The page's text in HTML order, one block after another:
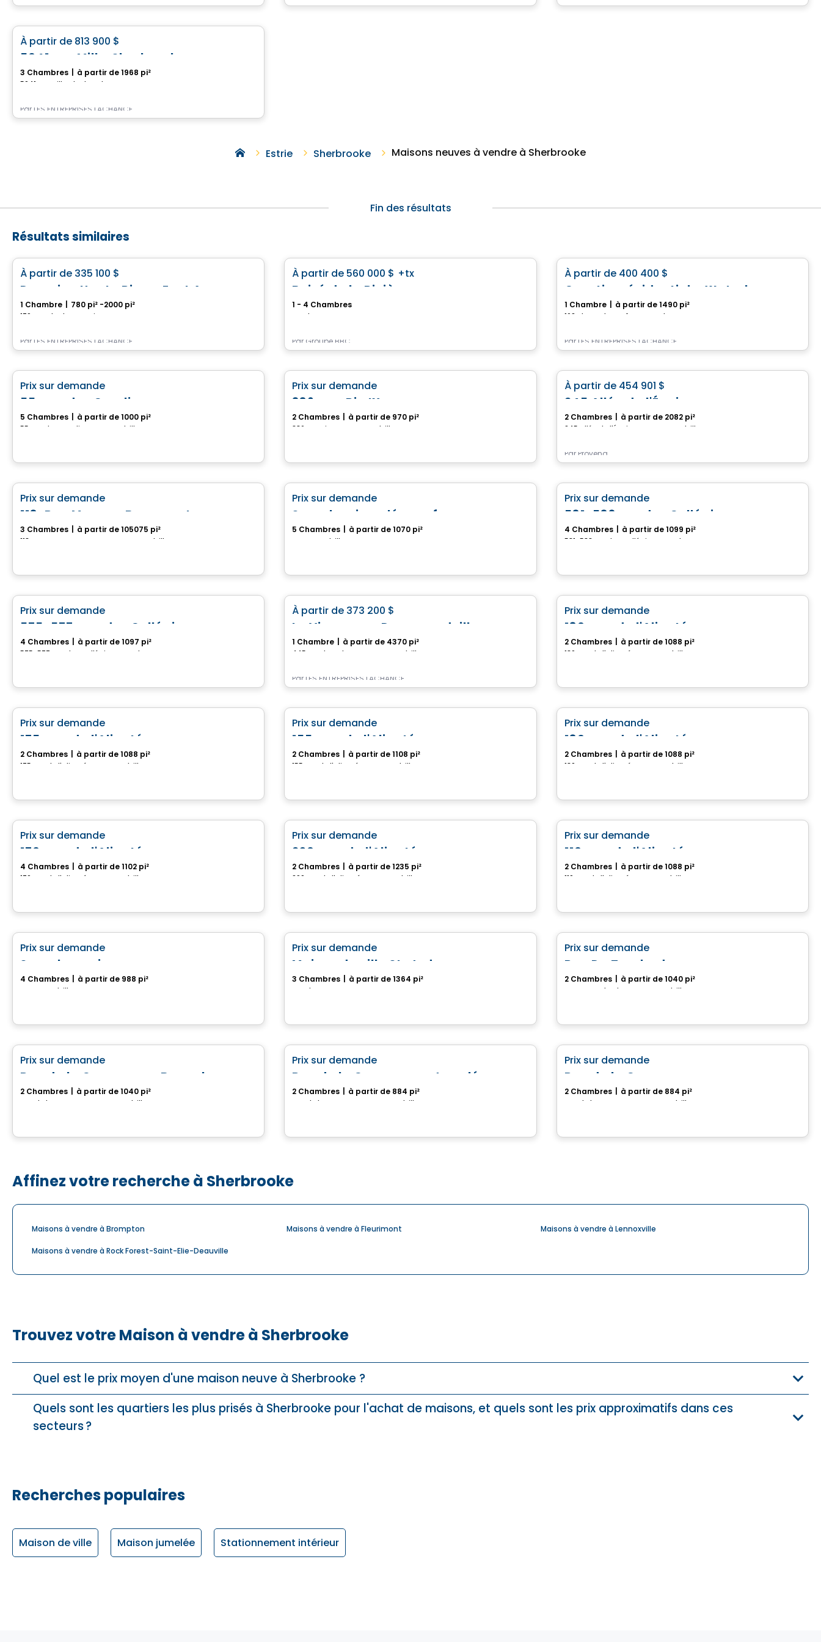
Maison
À partir de 813 900 $
5041 rue Mills, Sherbrooke
3 Chambres à partir de 1968 pi²
5041 rue Mills, Sherbrooke, QC
Par LES ENTREPRISES LACHANCE
Estrie Sherbrooke Maisons neuves à vendre à Sherbrooke
Fin des résultats
Résultats similaires
À partir de 335 100 $
Domaine Haute Rive – East Angus
1 Chambre 780 pi² -2000 pi²
179 rue Charles-Grenier, East Angus, QC
Par LES ENTREPRISES LACHANCE
À partir de 560 000 $ +tx
Boisé de la Rivière
1 - 4 Chambres
rue des Hostas, Magog, QC
Par Groupe BBC
À partir de 400 400 $
Quartier résidentiel – Waterloo
1 Chambre à partir de 1490 pi²
162 Place Champêtre, Waterloo, QC
Par LES ENTREPRISES LACHANCE
Maison
Prix sur demande
55, rue des Courlis
5 Chambres à partir de 1000 pi²
55, rue des Courlis, Drummondville, QC
Maison
Prix sur demande
386, rue Pie IX
2 Chambres à partir de 970 pi²
386, rue Pie IX, Drummondville, QC
Maison
À partir de 454 901 $
245 Allée de l'Équinoxe
2 Chambres à partir de 2082 pi²
245 Allée de l'Équinoxe, Drummondville, QC
Par Provend
Maison
Prix sur demande
118, Rue Maryse-Beaumont
3 Chambres à partir de 105075 pi²
Maison
Prix sur demande
Superbes jumelés neufs
5 Chambres à partir de 1070 pi²
Drummondville, QC
Maison
Prix sur demande
581-583 rue des Collégiens
4 Chambres à partir de 1099 pi²
581-583 rue des Collégiens, Granby, QC
Maison
Prix sur demande
575-577, rue des Collégiens
4 Chambres à partir de 1097 pi²
575-577, rue des Collégiens, Granby, QC
Maison
À partir de 373 200 $
Le Vigneron – Drummondville
1 Chambre à partir de 4370 pi²
445 rue du Cabernet, Drummondville, QC
Par LES ENTREPRISES LACHANCE
Maison
Prix sur demande
180, rue de l'Aligoté
2 Chambres à partir de 1088 pi²
180, rue de l'Aligoté, Drummondville, QC
Maison
Prix sur demande
175, rue de l'Aligoté
2 Chambres à partir de 1088 pi²
175, rue de l'Aligoté, Drummondville, QC
Maison
Prix sur demande
155, rue de l'Aligoté
2 Chambres à partir de 1108 pi²
155, rue de l'Aligoté, Drummondville, QC
Maison
Prix sur demande
180, rue de l'Aligoté
2 Chambres à partir de 1088 pi²
180, rue de l'Aligoté, Drummondville, QC
Maison
Prix sur demande
170, rue de l'Aligoté
4 Chambres à partir de 1102 pi²
170, rue de l'Aligoté, Drummondville, QC
Maison
Prix sur demande
290, rue de l'Aligoté
2 Chambres à partir de 1235 pi²
290, rue de l'Aligoté, Drummondville, QC
Maison
Prix sur demande
110, rue de l'Aligoté
2 Chambres à partir de 1088 pi²
110, rue de l'Aligoté, Drummondville, QC
Maison
Prix sur demande
Superbe maison neuve
4 Chambres à partir de 988 pi²
Drummondville, QC
Maison
Prix sur demande
Maison de ville St-Judes
3 Chambres à partir de 1364 pi²
Granby, QC
Maison
Prix sur demande
Rue Du Troubadour
2 Chambres à partir de 1040 pi²
rue Du Troubadour, Drummondville, QC
Maison
Prix sur demande
Rue de la Commune - Bungalow
2 Chambres à partir de 1040 pi²
Rue de la Commune, Drummondville, QC
Maison
Prix sur demande
Rue de la Commune - Jumelé
2 Chambres à partir de 884 pi²
Rue de la Commune, Drummondville, QC
Maison
Prix sur demande
Rue de la Commune
2 Chambres à partir de 884 pi²
Rue de la Commune, Drummondville, QC
Affinez votre recherche à Sherbrooke
Maisons à vendre à Brompton Maisons à vendre à Fleurimont Maisons à vendre à Lennoxville
Maisons à vendre à Rock Forest-Saint-Elie-Deauville
Trouvez votre Maison à vendre à Sherbrooke
Quel est le prix moyen d'une maison neuve à Sherbrooke ?
Quels sont les quartiers les plus prisés à Sherbrooke pour l'achat de maisons, et quels sont les prix approximatifs dans ces
secteurs ?
Recherches populaires
Maison de ville Maison jumelée Stationnement intérieur